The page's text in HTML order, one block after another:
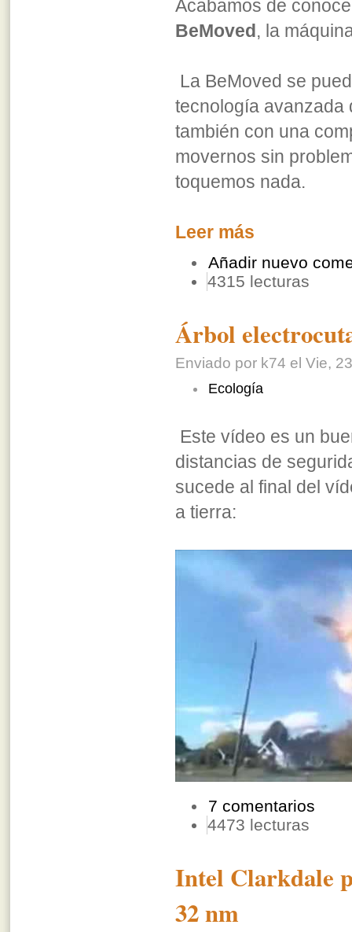
Acabamos de
BeMoved, la
La BeMoved se
tecnología avanzada
también con una
movernos sin
toquemos nada.
Leer más
Añadir nuevo
4315 lecturas
Árbol
Enviado por k74 el Vie,
Ecología
Este vídeo es un
distancias de
sucede al final del
a tierra:
7 comentarios
4473 lecturas
Intel Clarkdale
32 nm